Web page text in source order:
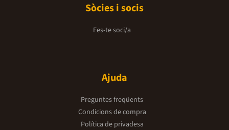
Sòcies i socis
Fes-te soci/a
Ajuda
Preguntes freqüents
Condicions de compra
Política de privadesa